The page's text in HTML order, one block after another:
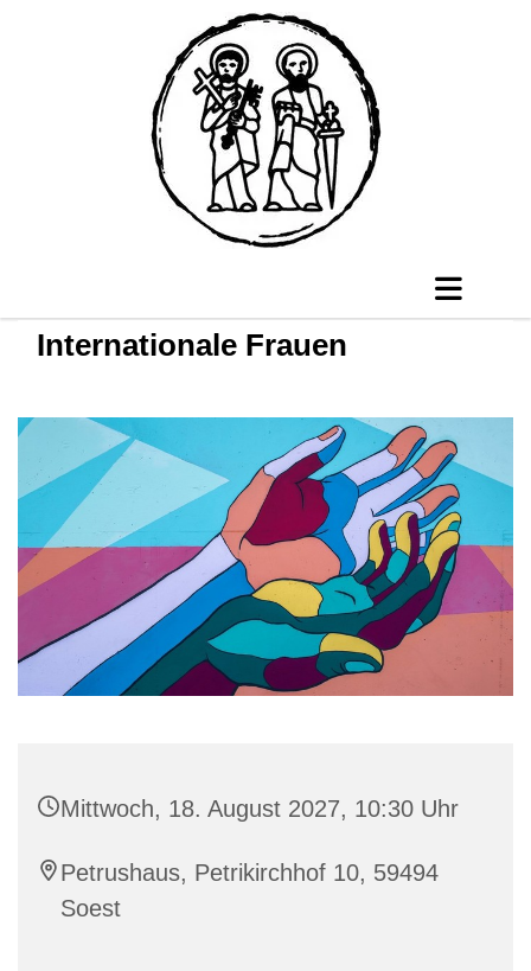
Internationale Frauen
Mittwoch, 18. August 2027, 10:30 Uhr
Petrushaus, Petrikirchhof 10, 59494
Soest